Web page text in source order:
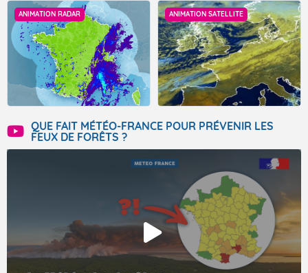
ANIMATION RADAR ANIMATION SATELLITE
QUE FAIT MÉTÉO-FRANCE POUR PRÉVENIR LES
FEUX DE FORÊTS ?